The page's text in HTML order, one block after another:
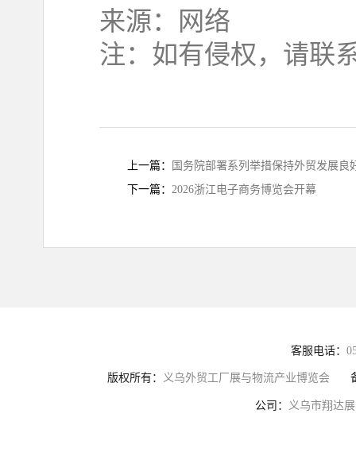
来源：网络
注：如有侵权，请联
上一篇：
国务院部署系列举措保持外贸发展良
下一篇： 2026浙江电子商务博览会开幕
客服电话：
版权所有： 义乌外贸工厂展与物流产业博览会
公司： 义乌市翔达